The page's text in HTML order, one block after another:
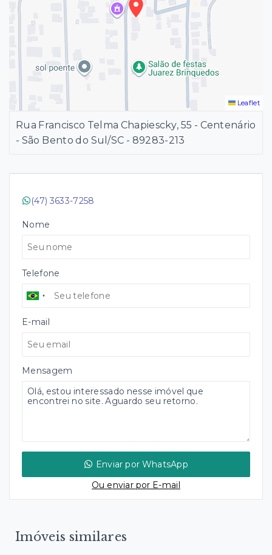
(47) 3633-7258
Nome
Telefone
E-mail
Mensagem
Enviar por WhatsApp
Ou enviar por E-mail
Leaflet
Rua Francisco Telma Chapiescky, 55 - Centenário
- São Bento do Sul/SC - 89283-213
Imóveis similares